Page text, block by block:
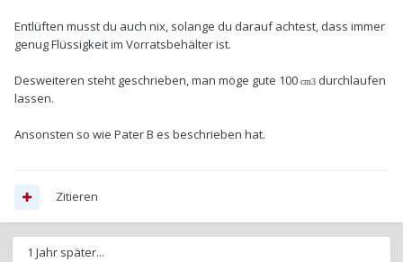
Entlüften musst du auch nix, solange du darauf achtest, dass immer
genug Flüssigkeit im Vorratsbehälter ist.
Desweiteren steht geschrieben, man möge gute 100 cm3 durchlaufen
lassen.
Ansonsten so wie Pater B es beschrieben hat.
Zitieren
1 Jahr später...